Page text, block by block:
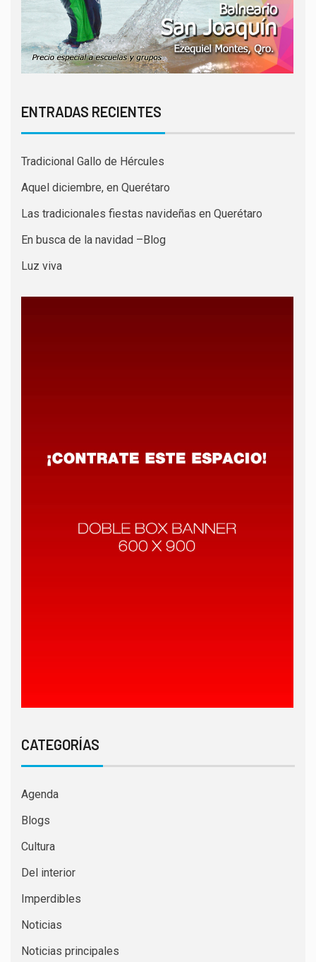
ENTRADAS RECIENTES
Tradicional Gallo de Hércules
Aquel diciembre, en Querétaro
Las tradicionales fiestas navideñas en Querétaro
En busca de la navidad –Blog
Luz viva
CATEGORÍAS
Agenda
Blogs
Cultura
Del interior
Imperdibles
Noticias
Noticias principales